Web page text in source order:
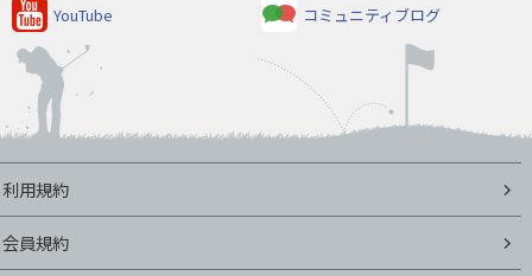
YouTube コミュニティブログ
利用規約
会員規約